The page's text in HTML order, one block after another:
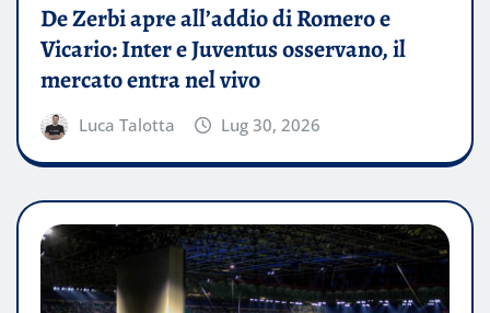
De Zerbi apre all’addio di Romero e
Vicario: Inter e Juventus osservano, il
mercato entra nel vivo
Luca Talotta Lug 30, 2026